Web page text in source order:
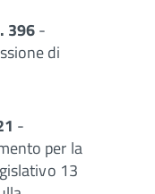
396-
di
-
per la
13